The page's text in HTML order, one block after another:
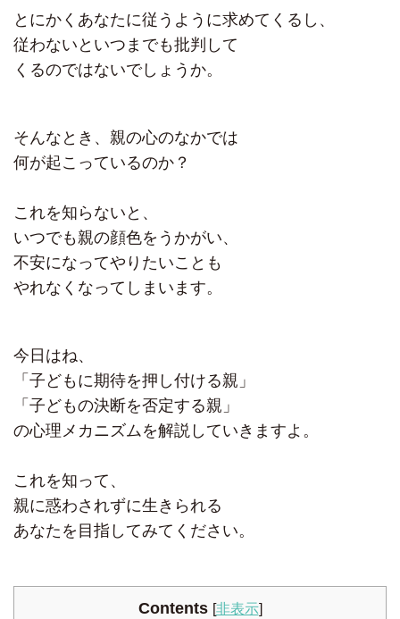
とにかくあなたに従うように求めてくるし、
従わないといつまでも批判して
くるのではないでしょうか。
そんなとき、親の心のなかでは
何が起こっているのか？
これを知らないと、
いつでも親の顔色をうかがい、
不安になってやりたいことも
やれなくなってしまいます。
今日はね、
「子どもに期待を押し付ける親」
「子どもの決断を否定する親」
の心理メカニズムを解説していきますよ。
これを知って、
親に惑わされずに生きられる
あなたを目指してみてください。
Contents [非表示]